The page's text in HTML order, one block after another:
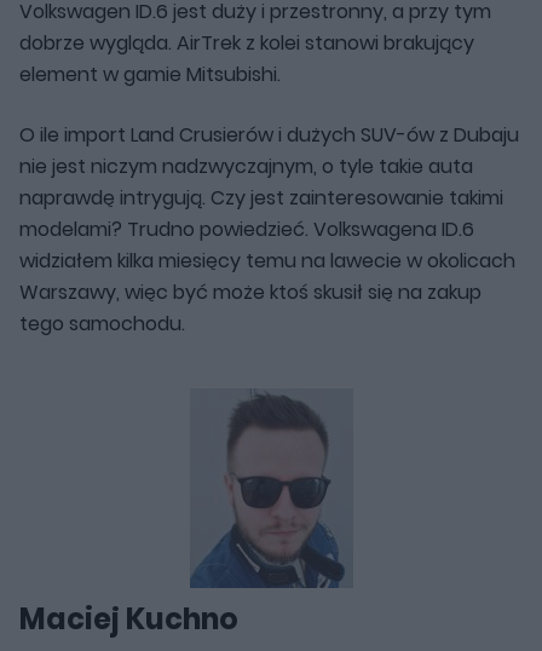
Volkswagen ID.6 jest duży i przestronny, a przy tym
dobrze wygląda. AirTrek z kolei stanowi brakujący
element w gamie Mitsubishi.
O ile import Land Crusierów i dużych SUV-ów z Dubaju
nie jest niczym nadzwyczajnym, o tyle takie auta
naprawdę intrygują. Czy jest zainteresowanie takimi
modelami? Trudno powiedzieć. Volkswagena ID.6
widziałem kilka miesięcy temu na lawecie w okolicach
Warszawy, więc być może ktoś skusił się na zakup
tego samochodu.
Maciej Kuchno